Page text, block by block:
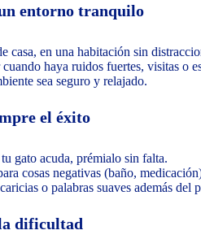
entorno tranquilo
casa, en una habitación sin
haya ruidos fuertes, visitas o
sea seguro y relajado.
el éxito
gato acuda, prémialo sin falta.
cosas negativas (baño,
o palabras suaves además del
dificultad